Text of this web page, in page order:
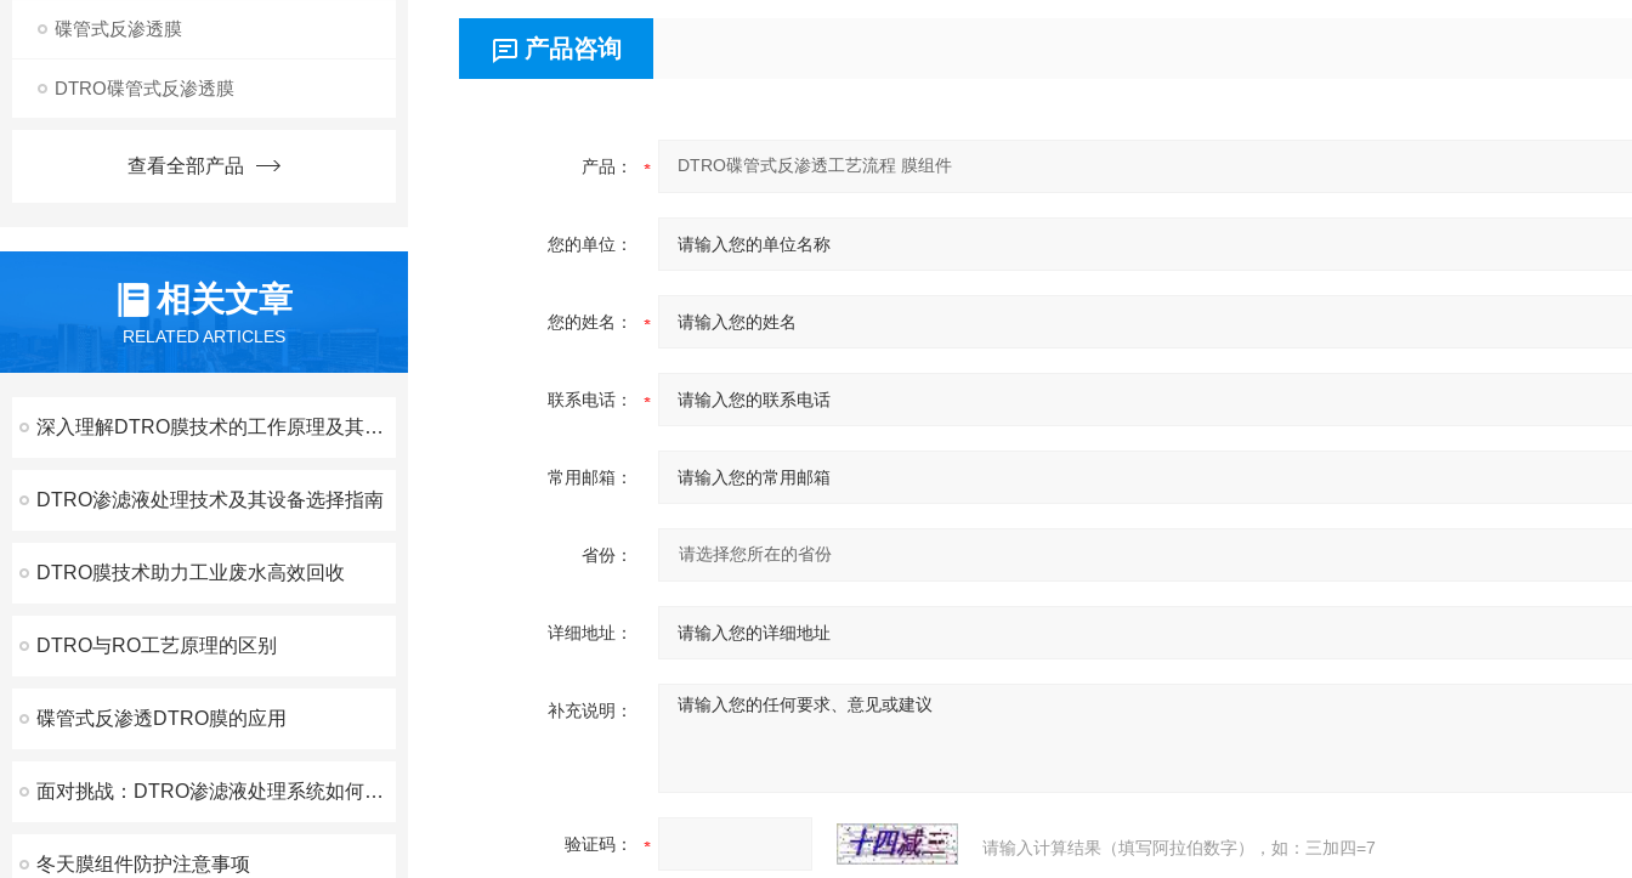
碟管式反渗透膜
DTRO碟管式反渗透膜
查看全部产品
相关文章
RELATED ARTICLES
深入理解DTRO膜技术的工作原理及其应用
DTRO渗滤液处理技术及其设备选择指南
DTRO膜技术助力工业废水高效回收
DTRO与RO工艺原理的区别
碟管式反渗透DTRO膜的应用
面对挑战：DTRO渗滤液处理系统如何提升环境可持续性？
冬天膜组件防护注意事项
产品咨询
产品：
您的单位：
您的姓名：
联系电话：
常用邮箱：
省份：
详细地址：
补充说明：
验证码： 请输入计算结果（填写阿拉伯数字），如：三加四=7